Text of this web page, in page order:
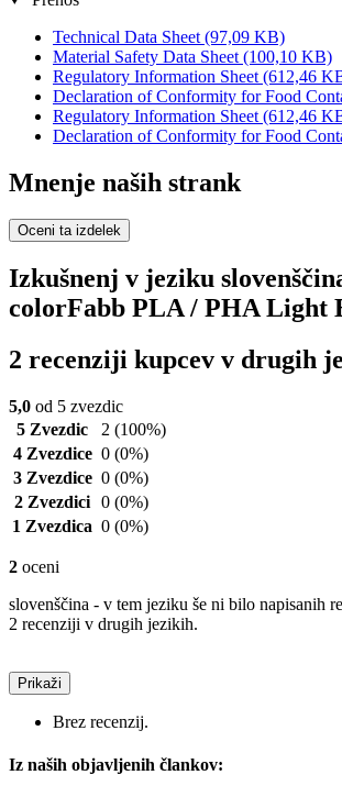
Technical Data Sheet (97,09 KB)
Material Safety Data Sheet (100,10 KB)
Regulatory Information Sheet (612,46
Declaration of Conformity for Food
Regulatory Information Sheet (612,46
Declaration of Conformity for Food
Mnenje naših strank
Oceni ta izdelek
Izkušnenj v jeziku
colorFabb PLA / PHA Light
2 recenziji kupcev v drugih
5,0 od 5 zvezdic
5 Zvezdic
2 (100%)
4 Zvezdice 0 (0%)
3 Zvezdice 0 (0%)
2 Zvezdici 0 (0%)
1 Zvezdica 0 (0%)
2 oceni
slovenščina - v tem jeziku še ni bilo napisanih
2 recenziji v drugih jezikih.
Prikaži
Brez recenzij.
Iz naših objavljenih člankov: